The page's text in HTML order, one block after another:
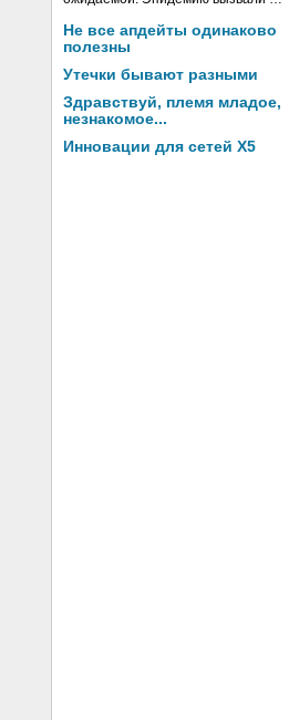
Не все апдейты одинаково
полезны
Утечки бывают разными
Здравствуй, племя младое,
незнакомое...
Инновации для сетей X5